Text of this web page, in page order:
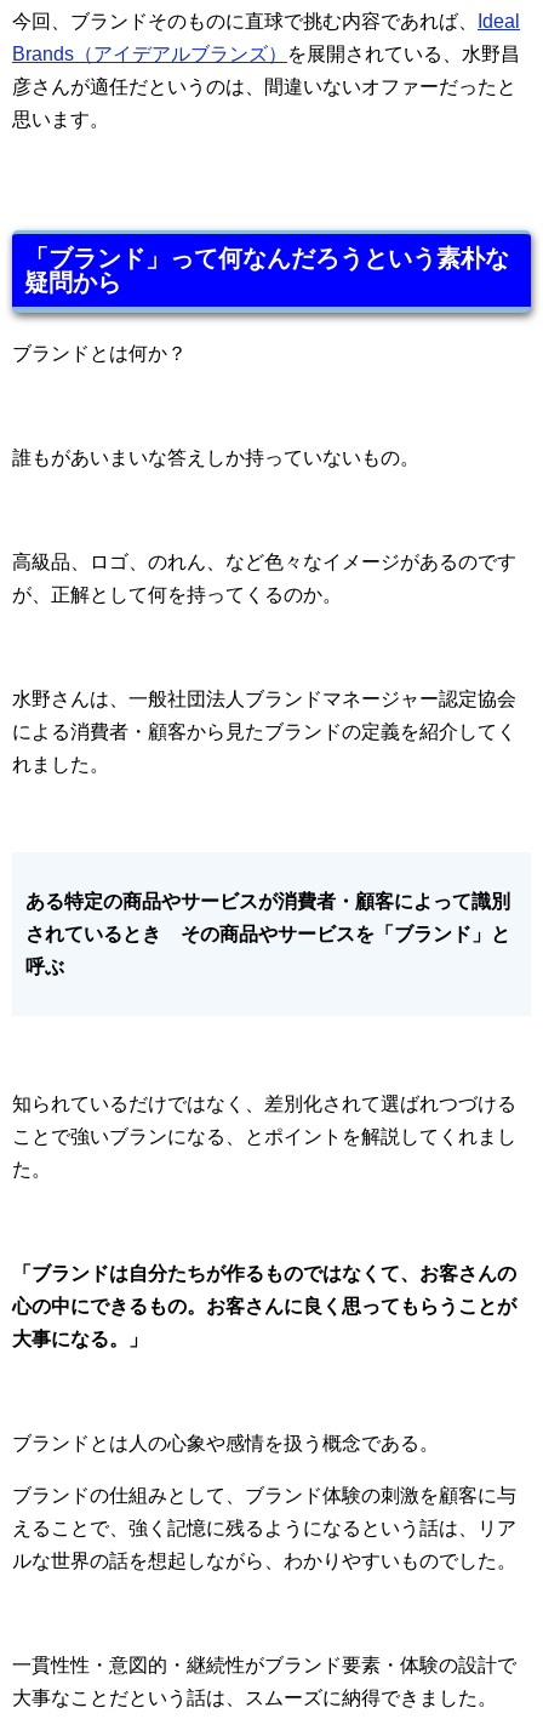
今回、ブランドそのものに直球で挑む内容であれば、
Ideal
Brands（アイデアルブランズ）
を展開されている、水野昌
彦さんが適任だというのは、間違いないオファーだったと
思います。
「ブランド」って何なんだろうという素朴な
疑問から
ブランドとは何か？
誰もがあいまいな答えしか持っていないもの。
高級品、ロゴ、のれん、など色々なイメージがあるのです
が、正解として何を持ってくるのか。
水野さんは、一般社団法人ブランドマネージャー認定協会
による消費者・顧客から見たブランドの定義を紹介してく
れました。
ある特定の商品やサービスが消費者・顧客によって識別
されているとき その商品やサービスを「ブランド」と
呼ぶ
知られているだけではなく、差別化されて選ばれつづける
ことで強いブランになる、とポイントを解説してくれまし
た。
「ブランドは自分たちが作るものではなくて、お客さんの
心の中にできるもの。お客さんに良く思ってもらうことが
大事になる。」
ブランドとは人の心象や感情を扱う概念である。
ブランドの仕組みとして、ブランド体験の刺激を顧客に与
えることで、強く記憶に残るようになるという話は、リア
ルな世界の話を想起しながら、わかりやすいものでした。
一貫性性・意図的・継続性がブランド要素・体験の設計で
大事なことだという話は、スムーズに納得できました。